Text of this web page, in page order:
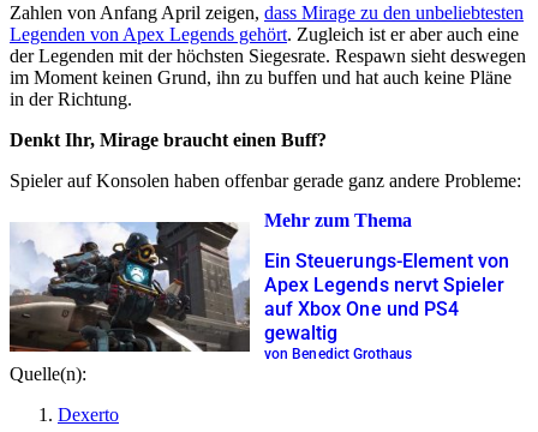
Zahlen von Anfang April zeigen, dass Mirage zu den unbeliebtesten
Legenden von Apex Legends gehört. Zugleich ist er aber auch eine
der Legenden mit der höchsten Siegesrate. Respawn sieht deswegen
im Moment keinen Grund, ihn zu buffen und hat auch keine Pläne
in der Richtung.
Denkt Ihr, Mirage braucht einen Buff?
Spieler auf Konsolen haben offenbar gerade ganz andere Probleme:
Mehr zum Thema
Ein Steuerungs-Element von
Apex Legends nervt Spieler
auf Xbox One und PS4
gewaltig
von Benedict Grothaus
Quelle(n):
Dexerto